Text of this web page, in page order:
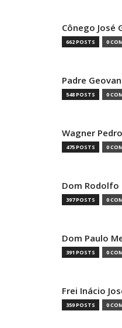
Cônego José
662 POSTS 0
Padre
548 POSTS 0
Wagner
475 POSTS 0
Dom Rodolfo
397 POSTS 0
Dom Paulo
391 POSTS 0
Frei Inácio
359 POSTS 0